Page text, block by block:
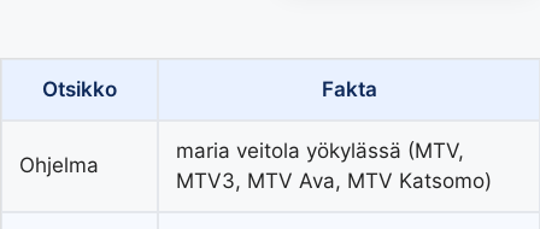
Otsikko Fakta
Ohjelma
maria veitola yökylässä (MTV,
MTV3, MTV Ava, MTV Katsomo)